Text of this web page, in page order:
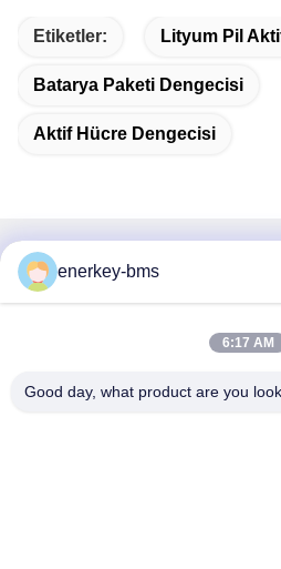
Etiketler: Lityum Pil
Batarya Paketi Dengecisi
Aktif Hücre Dengecisi
Hızlı iletişim
Bölge A, 9. kat, Bina G,
Parkı, Shangcun Topluluğu,
Bölgesi, Shenzhen, Çin, 518106
enerkey-bms
6:17 AM
Good day, what product are you